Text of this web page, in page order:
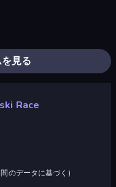
見る
Race
のデータに基づく )